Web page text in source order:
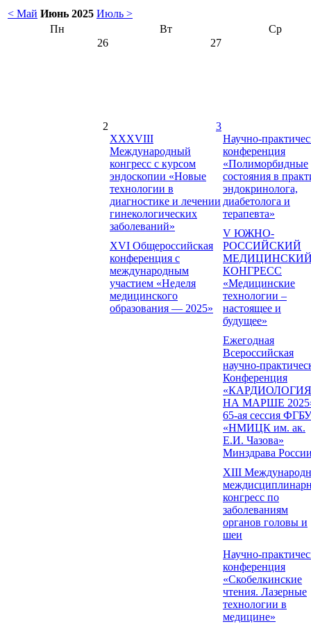
< Май Июнь 2025 Июль >
Пн
Вт
Ср
26
27
2
3
XXXVIII
Международный
конгресс с курсом
эндоскопии «Новые
технологии в
диагностике и лечении
гинекологических
заболеваний»
XVI Общероссийская
конференция с
международным
участием «Неделя
медицинского
образования — 2025»
Научно-
конференция
«Полиморбидные
состояния в
эндокринолога,
диабетолога и
терапевта»
V ЮЖНО-
РОССИЙСКИЙ
КОНГРЕСС
«Медицинские
технологии –
настоящее и
будущее»
Ежегодная
Всероссийская
научно-
Конференция
«КАРДИОЛОГИЯ
НА МАРШЕ
65-ая сессия ФГБУ
«НМИЦК им. ак.
Е.И. Чазова»
Минздрава
XIII
конгресс по
заболеваниям
органов головы и
шеи
Научно-
конференция
«Скобелкинские
чтения. Лазерные
технологии в
медицине»